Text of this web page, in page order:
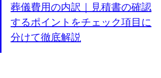
葬儀費用の内訳｜見積書の確認
するポイントをチェック項目に
分けて徹底解説